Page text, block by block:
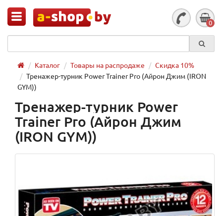
0
Каталог Товары на распродаже
Скидка 10%
Тренажер-турник Power Trainer Pro (Айрон Джим (IRON
GYM))
Тренажер-турник Power
Trainer Pro (Айрон Джим
(IRON GYM))